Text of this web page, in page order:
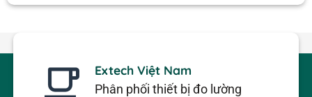
Extech Việt Nam
Phân phối thiết bị đo lường